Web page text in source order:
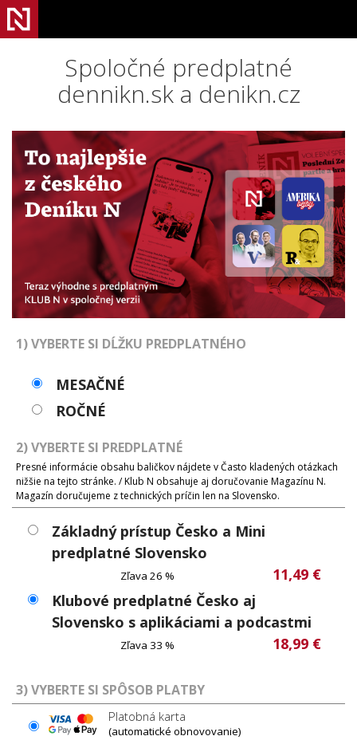
Spoločné predplatné
dennikn.sk a denikn.cz
1) VYBERTE SI DĹŽKU PREDPLATNÉHO
MESAČNÉ
ROČNÉ
2) VYBERTE SI PREDPLATNÉ
Presné informácie obsahu baličkov nájdete v Často kladených otázkach
nižšie na tejto stránke. / Klub N obsahuje aj doručovanie Magazínu N.
Magazín doručujeme z technických príčin len na Slovensko.
Základný prístup Česko a Mini
predplatné Slovensko
Zľava 26 %
11,49 €
Klubové predplatné Česko aj
Slovensko s aplikáciami a podcastmi
Zľava 33 % 18,99 €
3) VYBERTE SI SPÔSOB PLATBY
Platobná karta
(automatické obnovovanie)